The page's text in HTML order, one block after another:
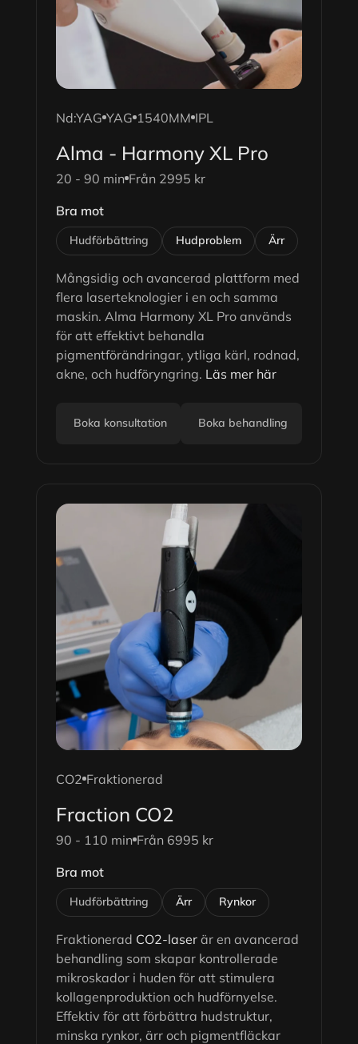
Nd:YAG YAG 1540MM IPL
Alma - Harmony XL Pro
20 - 90 min Från 2995 kr
Bra mot
Hudförbättring Hudproblem Ärr
Mångsidig och avancerad plattform med
flera laserteknologier i en och samma
maskin. Alma Harmony XL Pro används
för att effektivt behandla
pigmentförändringar, ytliga kärl, rodnad,
akne, och hudföryngring. Läs mer här
Boka konsultation Boka behandling
CO2 Fraktionerad
Fraction CO2
90 - 110 min Från 6995 kr
Bra mot
Hudförbättring Ärr Rynkor
Fraktionerad CO2-laser är en avancerad
behandling som skapar kontrollerade
mikroskador i huden för att stimulera
kollagenproduktion och hudförnyelse.
Effektiv för att förbättra hudstruktur,
minska rynkor, ärr och pigmentfläckar